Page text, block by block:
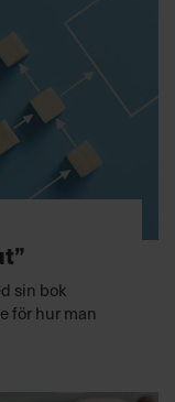
sin bok
för hur man